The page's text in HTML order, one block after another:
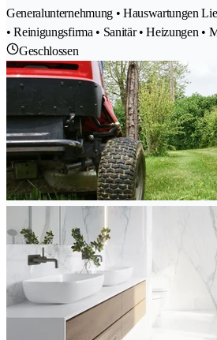
Generalunternehmung • Hauswartungen
• Reinigungsfirma • Sanitär • Heizungen •
Geschlossen